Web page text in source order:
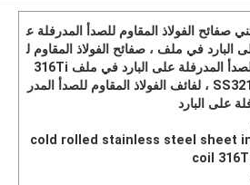
صفائح الفولاذ المقاوم للصدأ المدرفلة ع
البارد في ملف ، صفائح الفولاذ المقاوم ل
لصدأ المدرفلة على البارد في ملف 316Ti
، SS321 لفائف الفولاذ المقاوم للصدأ المدر
على البارد
cold rolled stainless steel sheet
coil